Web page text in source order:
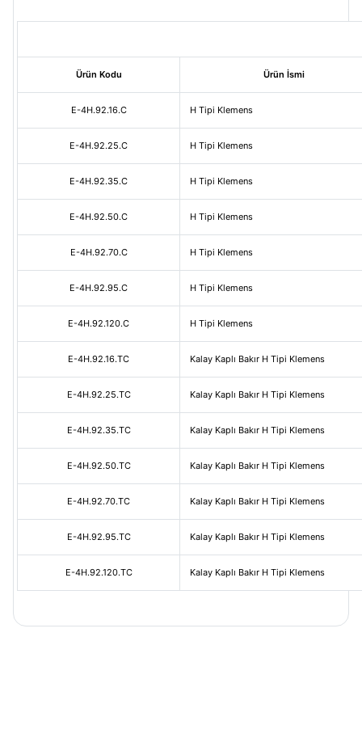
Ürün Kodu Ürün İsmi
E-4H.92.16.C H Tipi Klemens
E-4H.92.25.C H Tipi Klemens
E-4H.92.35.C H Tipi Klemens
E-4H.92.50.C H Tipi Klemens
E-4H.92.70.C H Tipi Klemens
E-4H.92.95.C H Tipi Klemens
E-4H.92.120.C H Tipi Klemens
E-4H.92.16.TC Kalay Kaplı Bakır H Tipi Klemens
E-4H.92.25.TC Kalay Kaplı Bakır H Tipi Klemens
E-4H.92.35.TC Kalay Kaplı Bakır H Tipi Klemens
E-4H.92.50.TC Kalay Kaplı Bakır H Tipi Klemens
E-4H.92.70.TC Kalay Kaplı Bakır H Tipi Klemens
E-4H.92.95.TC Kalay Kaplı Bakır H Tipi Klemens
E-4H.92.120.TC Kalay Kaplı Bakır H Tipi Klemens